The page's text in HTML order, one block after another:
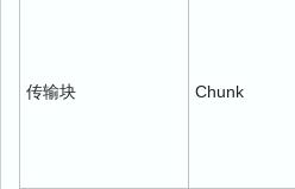
传输块 Chunk